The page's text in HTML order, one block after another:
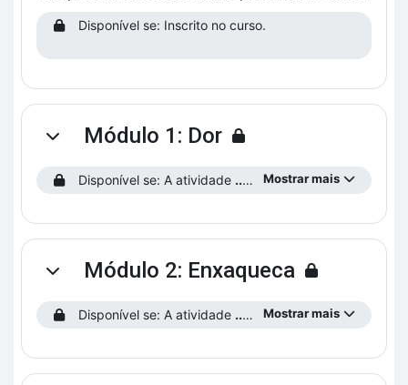
Disponível se: Inscrito no curso.
ContrairMódulo 1: Dor
Mostrar mais
Disponível se: A atividade ...preencha o Perfil do Estudante!
ContrairMódulo 2: Enxaqueca
Mostrar mais
Disponível se: A atividade ...preencha o Perfil do Estudante!